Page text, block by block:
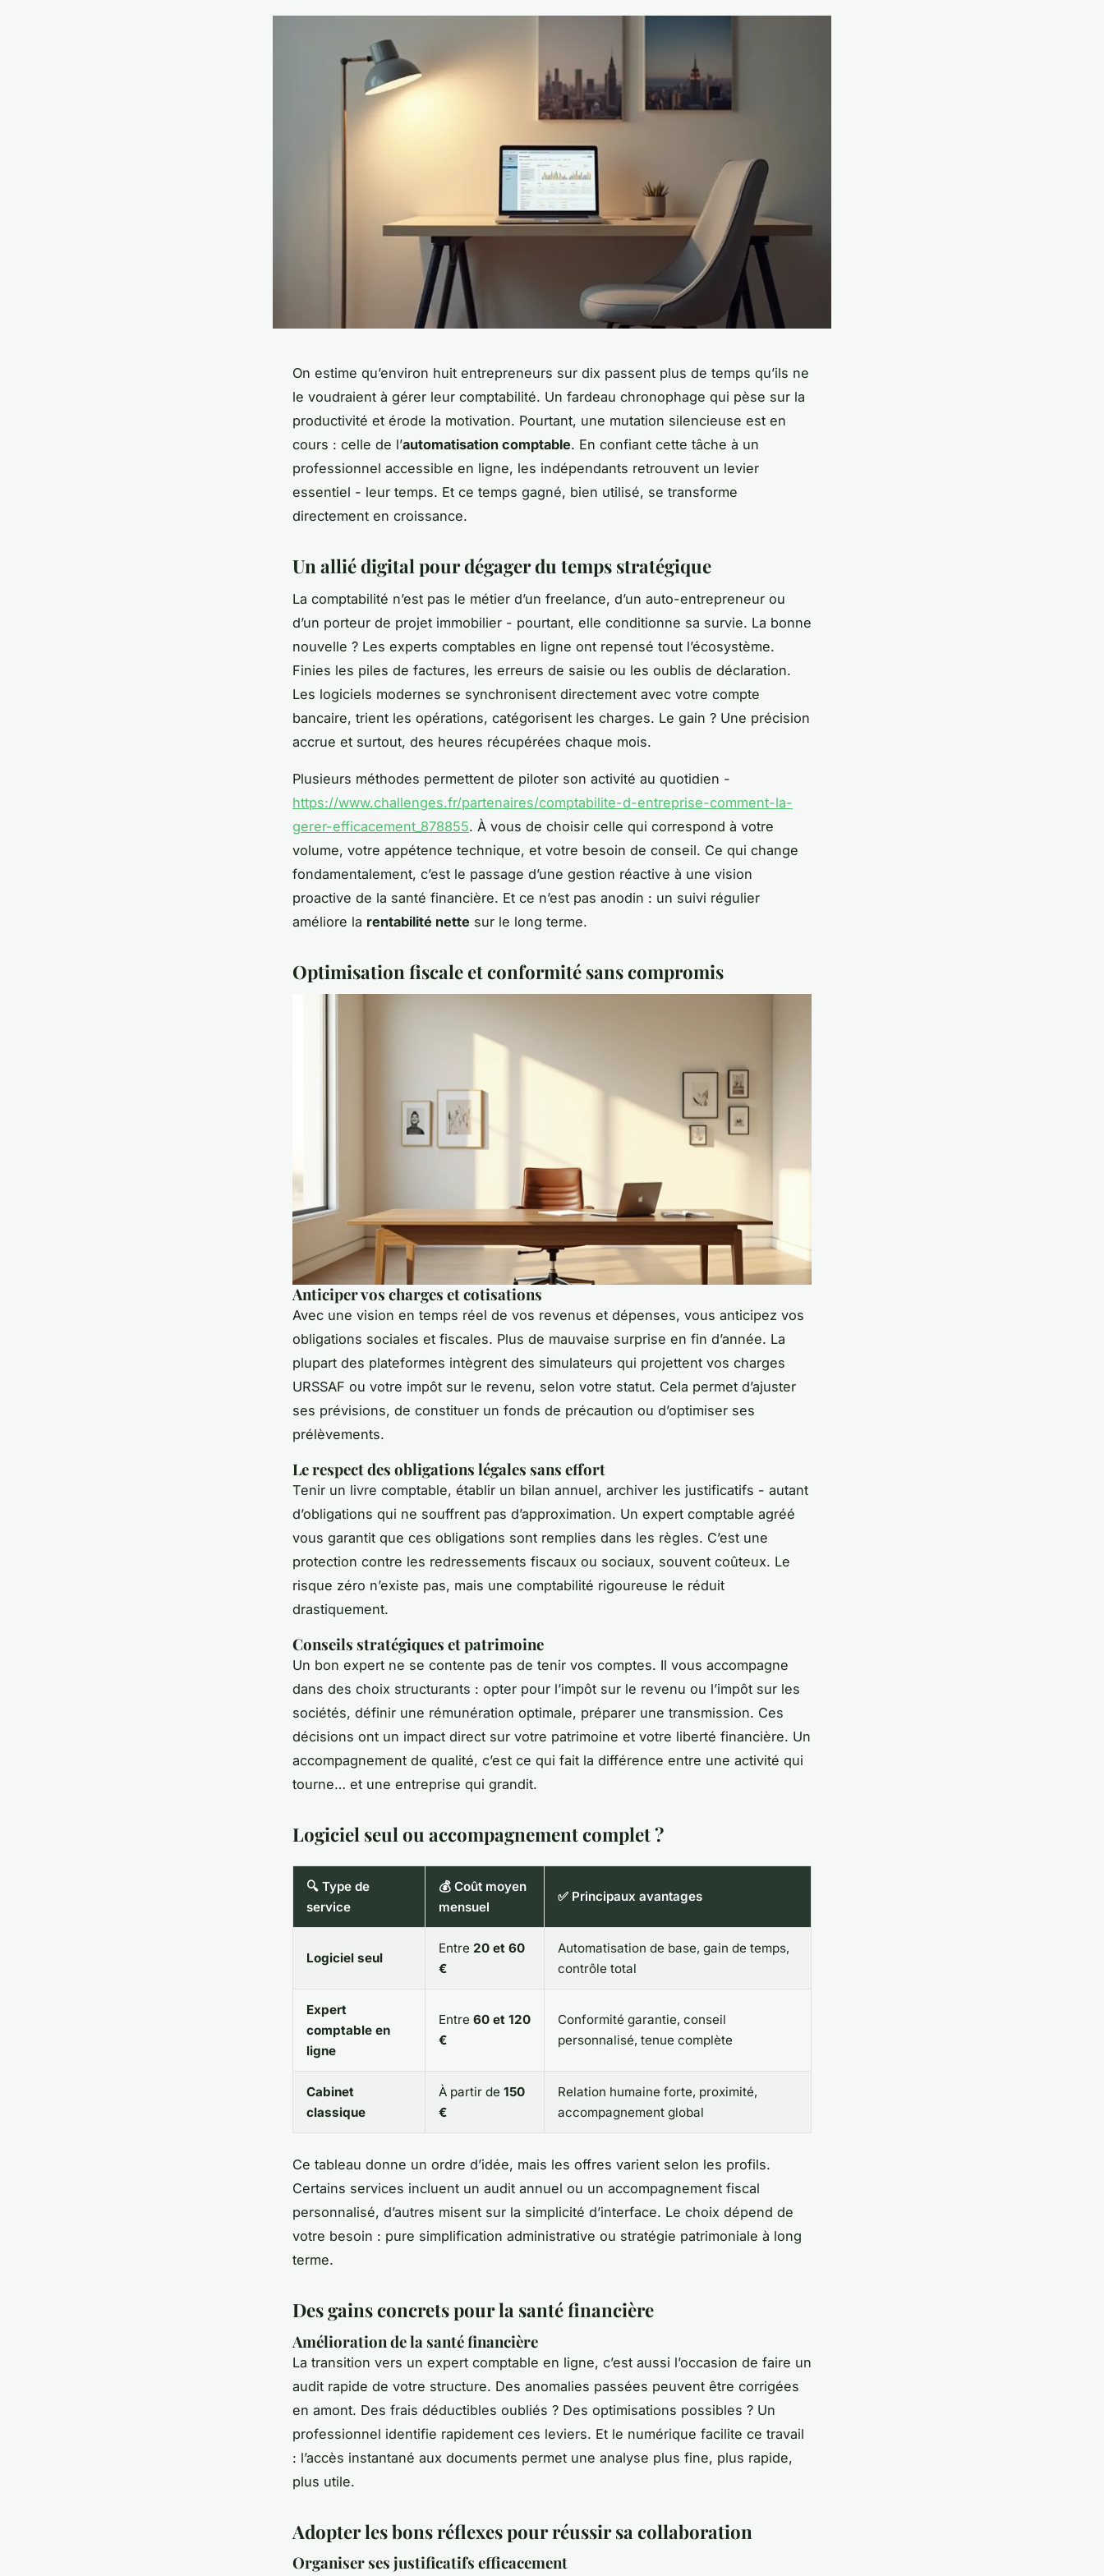
On estime qu’environ huit entrepreneurs sur dix passent plus de temps qu’ils ne
le voudraient à gérer leur comptabilité. Un fardeau chronophage qui pèse sur la
productivité et érode la motivation. Pourtant, une mutation silencieuse est en
cours : celle de l’automatisation comptable. En confiant cette tâche à un
professionnel accessible en ligne, les indépendants retrouvent un levier
essentiel - leur temps. Et ce temps gagné, bien utilisé, se transforme
directement en croissance.
Un allié digital pour dégager du temps stratégique
La comptabilité n’est pas le métier d’un freelance, d’un auto-entrepreneur ou
d’un porteur de projet immobilier - pourtant, elle conditionne sa survie. La bonne
nouvelle ? Les experts comptables en ligne ont repensé tout l’écosystème.
Finies les piles de factures, les erreurs de saisie ou les oublis de déclaration.
Les logiciels modernes se synchronisent directement avec votre compte
bancaire, trient les opérations, catégorisent les charges. Le gain ? Une précision
accrue et surtout, des heures récupérées chaque mois.
Plusieurs méthodes permettent de piloter son activité au quotidien -
https://www.challenges.fr/partenaires/comptabilite-d-entreprise-comment-la-
gerer-efficacement_878855. À vous de choisir celle qui correspond à votre
volume, votre appétence technique, et votre besoin de conseil. Ce qui change
fondamentalement, c’est le passage d’une gestion réactive à une vision
proactive de la santé financière. Et ce n’est pas anodin : un suivi régulier
améliore la rentabilité nette sur le long terme.
Optimisation fiscale et conformité sans compromis
Anticiper vos charges et cotisations
Avec une vision en temps réel de vos revenus et dépenses, vous anticipez vos
obligations sociales et fiscales. Plus de mauvaise surprise en fin d’année. La
plupart des plateformes intègrent des simulateurs qui projettent vos charges
URSSAF ou votre impôt sur le revenu, selon votre statut. Cela permet d’ajuster
ses prévisions, de constituer un fonds de précaution ou d’optimiser ses
prélèvements.
Le respect des obligations légales sans effort
Tenir un livre comptable, établir un bilan annuel, archiver les justificatifs - autant
d’obligations qui ne souffrent pas d’approximation. Un expert comptable agréé
vous garantit que ces obligations sont remplies dans les règles. C’est une
protection contre les redressements fiscaux ou sociaux, souvent coûteux. Le
risque zéro n’existe pas, mais une comptabilité rigoureuse le réduit
drastiquement.
Conseils stratégiques et patrimoine
Un bon expert ne se contente pas de tenir vos comptes. Il vous accompagne
dans des choix structurants : opter pour l’impôt sur le revenu ou l’impôt sur les
sociétés, définir une rémunération optimale, préparer une transmission. Ces
décisions ont un impact direct sur votre patrimoine et votre liberté financière. Un
accompagnement de qualité, c’est ce qui fait la différence entre une activité qui
tourne… et une entreprise qui grandit.
Logiciel seul ou accompagnement complet ?
🔍 Type de
service
💰 Coût moyen
mensuel
✅ Principaux avantages
Logiciel seul
Entre 20 et 60
€
Automatisation de base, gain de temps,
contrôle total
Expert
comptable en
ligne
Entre 60 et 120
€
Conformité garantie, conseil
personnalisé, tenue complète
Cabinet
classique
À partir de 150
€
Relation humaine forte, proximité,
accompagnement global
Ce tableau donne un ordre d’idée, mais les offres varient selon les profils.
Certains services incluent un audit annuel ou un accompagnement fiscal
personnalisé, d’autres misent sur la simplicité d’interface. Le choix dépend de
votre besoin : pure simplification administrative ou stratégie patrimoniale à long
terme.
Des gains concrets pour la santé financière
Amélioration de la santé financière
La transition vers un expert comptable en ligne, c’est aussi l’occasion de faire un
audit rapide de votre structure. Des anomalies passées peuvent être corrigées
en amont. Des frais déductibles oubliés ? Des optimisations possibles ? Un
professionnel identifie rapidement ces leviers. Et le numérique facilite ce travail
: l’accès instantané aux documents permet une analyse plus fine, plus rapide,
plus utile.
Adopter les bons réflexes pour réussir sa collaboration
Organiser ses justificatifs efficacement